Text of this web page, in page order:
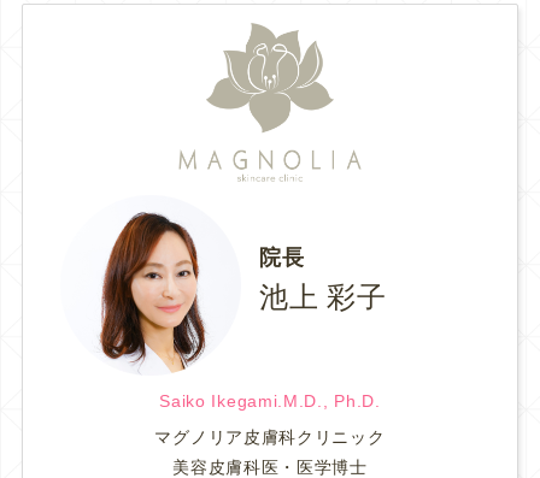
院長
池上 彩子
Saiko Ikegami.M.D., Ph.D.
マグノリア皮膚科クリニック
美容皮膚科医・医学博士